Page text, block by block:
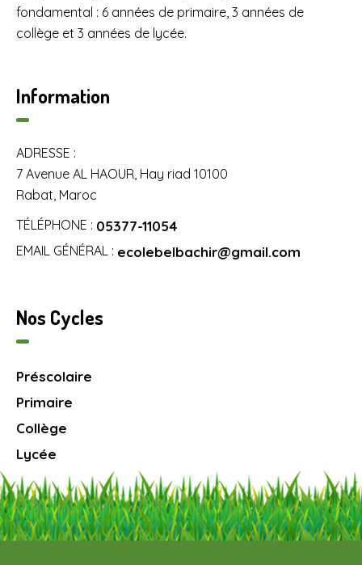
fondamental : 6 années de primaire, 3 années de
collège et 3 années de lycée.
Information
ADRESSE :
7 Avenue AL HAOUR, Hay riad 10100
Rabat, Maroc
TÉLÉPHONE : 05377-11054
EMAIL GÉNÉRAL : ecolebelbachir@gmail.com
Nos Cycles
Préscolaire
Primaire
Collège
Lycée